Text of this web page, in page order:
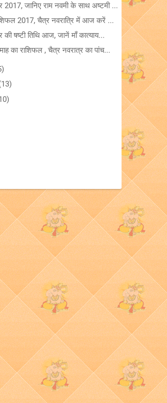
2017, जानिए राम नवमी के साथ अष्टमी ...
2017, चैत्र नवरात्रि में आज करें ...
की षष्टी तिथि आज, जानें माँ कात्याय...
का राशिफल , चैत्र नवरात्र का पांच...